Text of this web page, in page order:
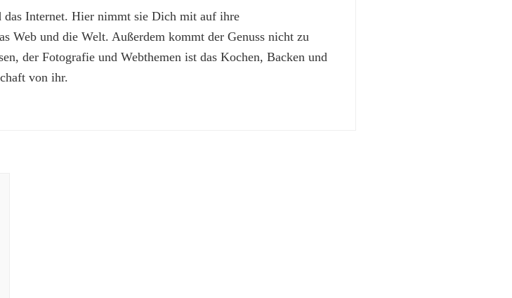
das Internet. Hier nimmt sie Dich mit auf ihre
Web und die Welt. Außerdem kommt der Genuss nicht zu
der Fotografie und Webthemen ist das Kochen, Backen und
von ihr.